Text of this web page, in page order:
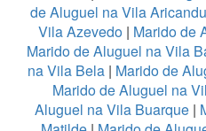
de Aluguel na Vila
Vila Azevedo| Marido de
Marido de Aluguel na Vila
na Vila Bela | Marido de
Marido de Aluguel na
Aluguel na Vila Buarque |